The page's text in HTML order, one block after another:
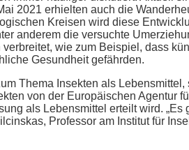
2021 erhielten auch die
Kreisen wird diese
anderem die versuchte
wie zum Beispiel, dass
Gesundheit gefährden.
Thema Insekten als Lebensmittel,
von der Europäischen Agentur
als Lebensmittel erteilt wird. „Es
Professor am Institut für